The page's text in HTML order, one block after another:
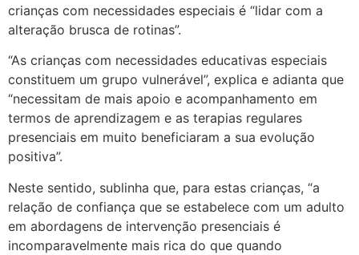
crianças com necessidades especiais é “lidar com a
alteração brusca de rotinas”.
“As crianças com necessidades educativas especiais
constituem um grupo vulnerável”, explica e adianta que
“necessitam de mais apoio e acompanhamento em
termos de aprendizagem e as terapias regulares
presenciais em muito beneficiaram a sua evolução
positiva”.
Neste sentido, sublinha que, para estas crianças, “a
relação de confiança que se estabelece com um adulto
em abordagens de intervenção presenciais é
incomparavelmente mais rica do que quando